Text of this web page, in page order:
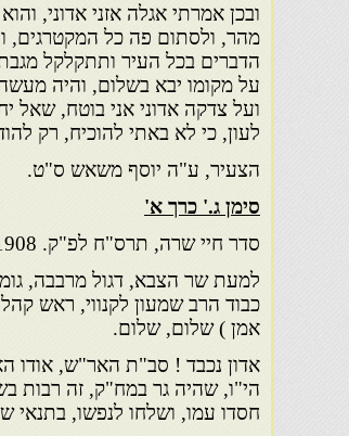
ובכן אמרתי אגלה אזני אדוני,
מהר, ולסתום פה כל המקטרגים,
הדברים בכל העיר ותתקלקל
על מקומו יבא בשלום, והיה
ועל צדקה אדוני אני בוטח, שאל
לעון, כי לא באתי להוכיח, רק
הצעיר, ע"ה יוסף משאש ס"ט.
סימן ג.' כרך א'
סדר חיי שרה, תרס"ח לפ"ק. 1908
למעת שר הצבא, דגול מרבבה,
כבוד הרב שמעון לקנווי, ראש
אמן ) שלום, שלום.
אדון נכבד ! סב"ת האר"ש, אודו
הי"ו, שהיה גר במח"ק, זה רבות
חסדו עמו, ושלחו לנפשו, בתנאי